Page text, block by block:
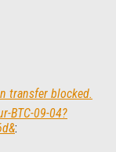
transfer blocked.
BTC-09-04?
: